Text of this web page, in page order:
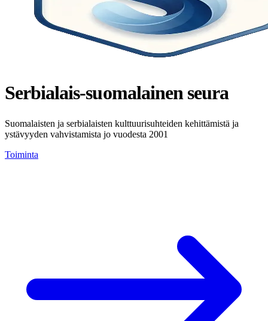
Serbialais-suomalainen seura
Suomalaisten ja serbialaisten kulttuurisuhteiden kehittämistä ja
ystävyyden vahvistamista jo vuodesta 2001
Toiminta